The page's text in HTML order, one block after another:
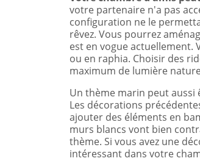
votre partenaire n'a pas
configuration ne le
rêvez. Vous pourrez
est en vogue actuellement.
ou en raphia. Choisir des
maximum de lumière
Un thème marin peut aussi
Les décorations
ajouter des éléments en
murs blancs vont bien
thème. Si vous avez une
intéressant dans votre